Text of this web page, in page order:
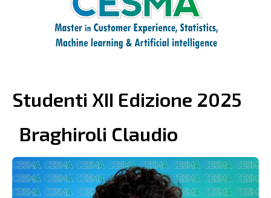
Studenti XII Edizione 2025
Braghiroli Claudio